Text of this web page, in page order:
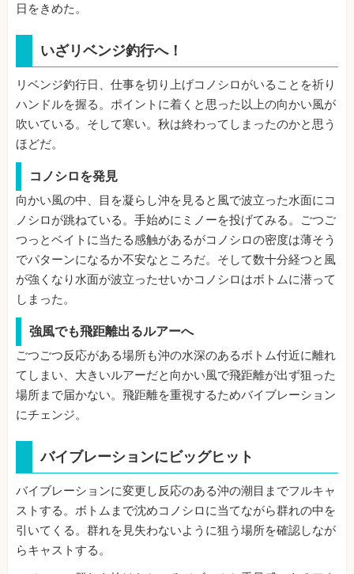
日をきめた。
いざリベンジ釣行へ！
リベンジ釣行日、仕事を切り上げコノシロがいることを祈り
ハンドルを握る。ポイントに着くと思った以上の向かい風が
吹いている。そして寒い。秋は終わってしまったのかと思う
ほどだ。
コノシロを発見
向かい風の中、目を凝らし沖を見ると風で波立った水面にコ
ノシロが跳ねている。手始めにミノーを投げてみる。ごつご
つっとベイトに当たる感触があるがコノシロの密度は薄そう
でパターンになるか不安なところだ。そして数十分経つと風
が強くなり水面が波立ったせいかコノシロはボトムに潜って
しまった。
強風でも飛距離出るルアーへ
ごつごつ反応がある場所も沖の水深のあるボトム付近に離れ
てしまい、大きいルアーだと向かい風で飛距離が出ず狙った
場所まで届かない。飛距離を重視するためバイブレーション
にチェンジ。
バイブレーションにビッグヒット
バイブレーションに変更し反応のある沖の潮目までフルキャ
ストする。ボトムまで沈めコノシロに当てながら群れの中を
引いてくる。群れを見失わないように狙う場所を確認しなが
らキャストする。